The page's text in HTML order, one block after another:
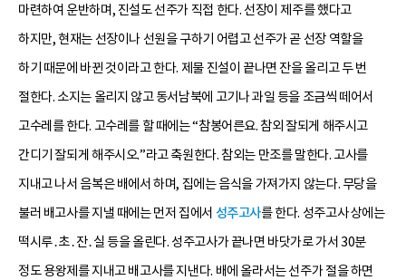
마련하여 운반하며, 진설도 선주가 직접 한다. 선장이 제주를 했다고
하지만, 현재는 선장이나 선원을 구하기 어렵고 선주가 곧 선장 역할을
하기 때문에 바뀐 것이라고 한다. 제물 진설이 끝나면 잔을 올리고 두 번
절한다. 소지는 올리지 않고 동서남북에 고기나 과일 등을 조금씩 떼어서
고수레를 한다. 고수레를 할 때에는 “참봉어른요. 참외 잘되게 해주시고
간디기 잘되게 해주시오.”라고 축원한다. 참외는 만조를 말한다. 고사를
지내고 나서 음복은 배에서 하며, 집에는 음식을 가져가지 않는다. 무당을
불러 배고사를 지낼 때에는 먼저 집에서 성주고사를 한다. 성주고사 상에는
떡시루․초․잔․실 등을 올린다. 성주고사가 끝나면 바닷가로 가서 30분
정도 용왕제를 지내고 배고사를 지낸다. 배에 올라서는 선주가 절을 하면